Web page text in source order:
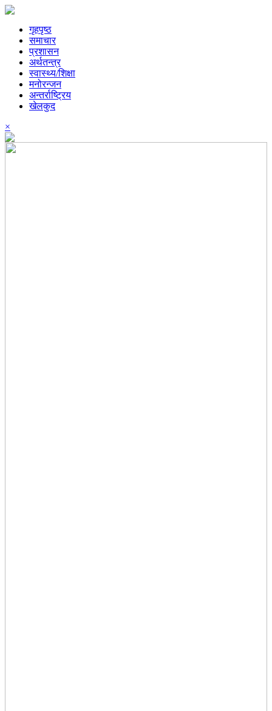
गृहपृष्ठ
समाचार
प्रशासन
अर्थतन्त्र
स्वास्थ्य/शिक्षा
मनोरन्जन
अन्तर्राष्ट्रिय
खेलकुद
×